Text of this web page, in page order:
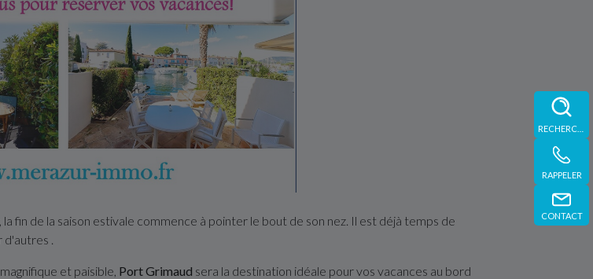
RAPPELER
CONTACT
fin de la saison estivale commence à pointer le bout de son nez. Il est déjà temps de
.
et paisible, Port Grimaud sera la destination idéale pour vos vacances au bord